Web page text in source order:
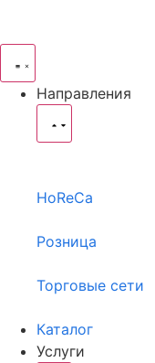
Направления
HoReCa
Розница
Торговые сети
Каталог
Услуги